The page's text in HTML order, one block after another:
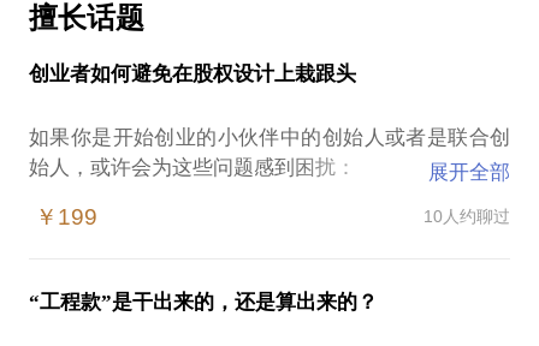
擅长话题
创业者如何避免在股权设计上栽跟头
如果你是开始创业的小伙伴中的创始人或者是联合创
始人，或许会为这些问题感到困扰：
如何持续发展吸引更优秀的人加入？
创业就被别人耍了一次流氓！从惨痛中收获了经验。
相信在这些方面，能为你提供帮助。
展开全部
￥199 10人约聊过
“工程款”是干出来的，还是算出来的？